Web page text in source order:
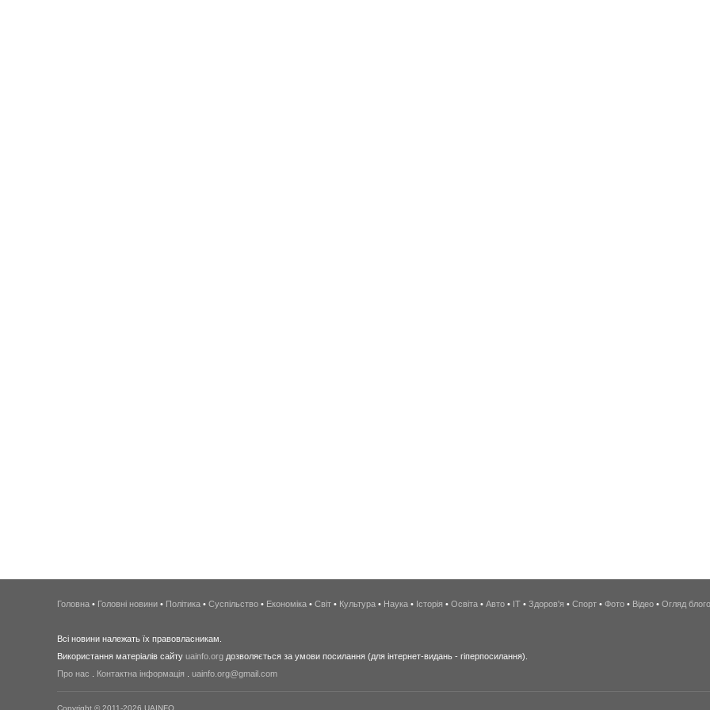
Головна • Головні новини • Політика • Суспільство • Економіка • Світ • Культура • Наука • Історія • Освіта • Авто • IT • Здоров'я • Спорт • Фото • Відео • Огляд
Всі новини належать їх правовласникам.
Використання матеріалів сайту uainfo.org дозволяється за умови посилання (для інтернет-видань - гіперпосилання).
Про нас
Контактна інформація uainfo.org@gmail.com
Copyright © 2011-2026 UAINFO.